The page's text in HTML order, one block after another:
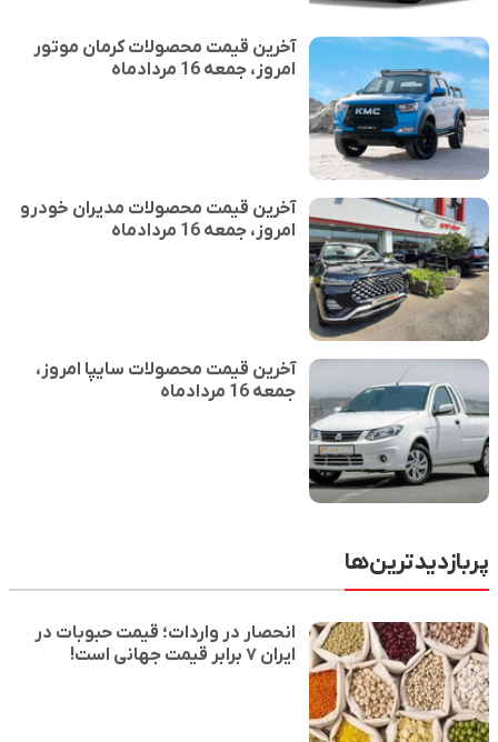
آخرین قیمت محصولات کرمان موتور
امروز، جمعه 16 مردادماه
آخرین قیمت محصولات مدیران خودرو
امروز، جمعه 16 مردادماه
آخرین قیمت محصولات سایپا امروز،
جمعه 16 مردادماه
پربازدیدترین‌ها
انحصار در واردات؛ قیمت حبوبات در
ایران ۷ برابر قیمت جهانی است!